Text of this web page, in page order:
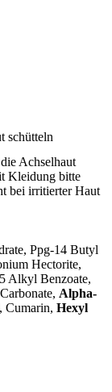
schütteln
Achselhaut
Kleidung bitte
bei irritierter Haut
Ppg-14 Butyl
Hectorite,
Alkyl Benzoate,
Alpha-
Cumarin, Hexyl